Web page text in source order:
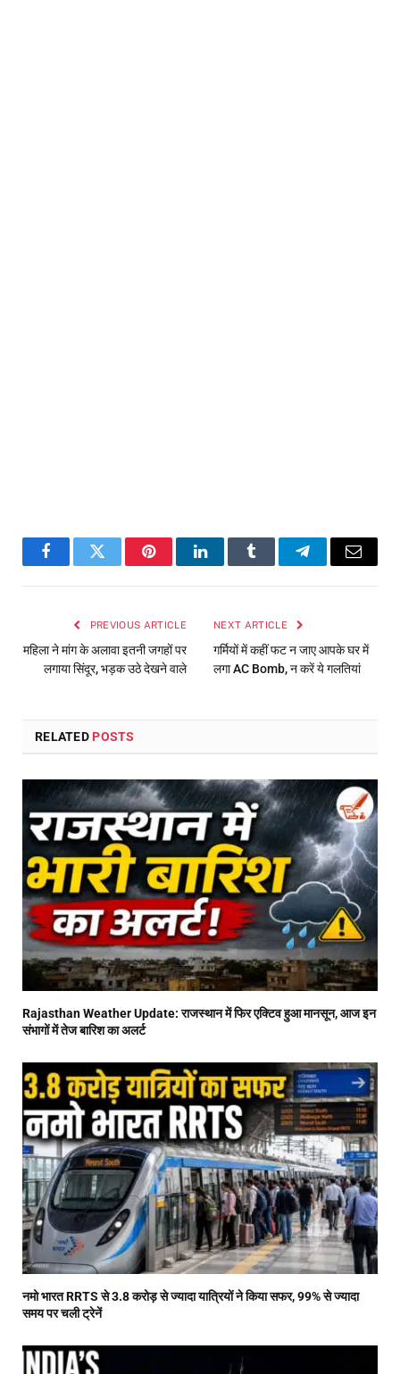
FacebookTwitter PinterestLinkedInTumblr TelegramEmail
PREVIOUS ARTICLE
महिला ने मांग के अलावा इतनी जगहों पर
लगाया सिंदूर, भड़क उठे देखने वाले
NEXT ARTICLE
गर्मियों में कहीं फट न जाए आपके घर में
लगा AC Bomb, न करें ये गलतियां
RELATED POSTS
Rajasthan Weather Update: राजस्थान में फिर एक्टिव हुआ मानसून, आज इन
संभागों में तेज बारिश का अलर्ट
नमो भारत RRTS से 3.8 करोड़ से ज्यादा यात्रियों ने किया सफर, 99% से ज्यादा
समय पर चली ट्रेनें